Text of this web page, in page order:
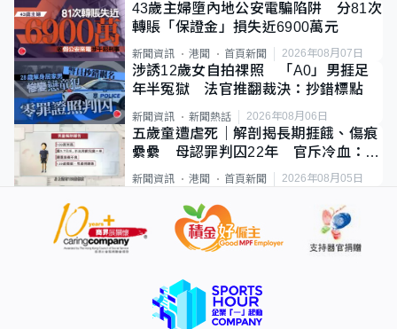
43歲主婦墮內地公安電騙陷阱 分81次
轉賬「保證金」損失近6900萬元
新聞資訊 港聞 首頁新聞 2026年08月07日
涉誘12歲女自拍祼照 「A0」男捱足
年半冤獄 法官推翻裁決：抄錯標點
新聞資訊 新聞熱話 2026年08月06日
五歲童遭虐死｜解剖揭長期捱餓、傷痕
纍纍 母認罪判囚22年 官斥冷血：同
類案最惡劣
新聞資訊 港聞 首頁新聞 2026年08月05日